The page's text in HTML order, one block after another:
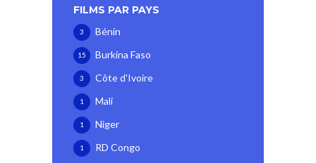
FILMS PAR PAYS
Bénin
3
Burkina Faso
15
Côte d'Ivoire
3
Mali
1
Niger
1
RD Congo
1